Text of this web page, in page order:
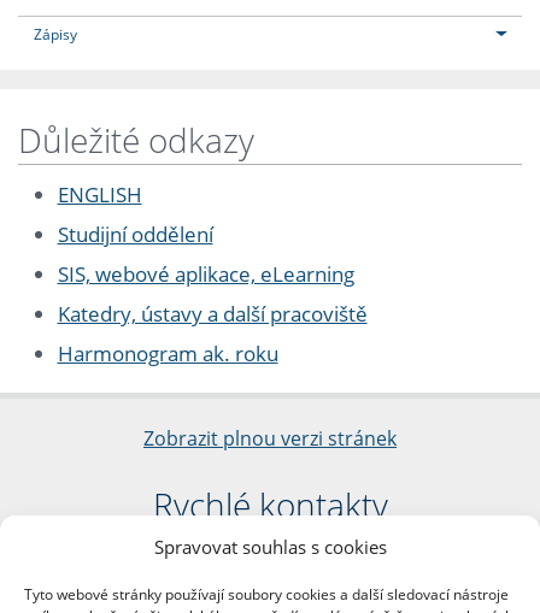
Spravovat souhlas s cookies
Tyto webové stránky používají soubory cookies a další sledovací nástroje
Zápisy
Důležité odkazy
ENGLISH
Studijní oddělení
SIS, webové aplikace, eLearning
Katedry, ústavy a další pracoviště
Harmonogram ak. roku
Zobrazit plnou verzi stránek
Rychlé kontakty
Filozofická fakulta
nám. Jana Palacha 1/2